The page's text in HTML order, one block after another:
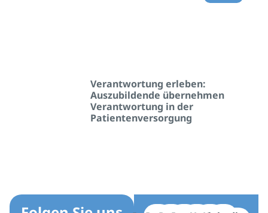
Verantwortung erleben:
Auszubildende übernehmen
Verantwortung in der
Patientenversorgung